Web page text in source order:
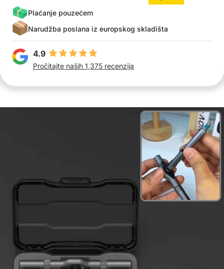
Plaćanje pouzećem
Narudžba poslana iz europskog skladišta
4.9
Pročitajte naših 1,375 recenzija